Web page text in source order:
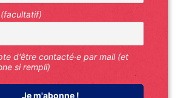
d'être contacté·e par mail (et
si rempli)